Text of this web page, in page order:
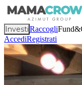
InvestiRaccogli
AccediRegistrati